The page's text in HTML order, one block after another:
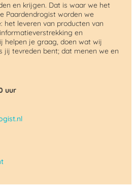
en krijgen. Dat is waar we het
Paardendrogist worden we
het leveren van producten van
en
helpen je graag, doen wat wij
jij tevreden bent; dat menen we en
uur